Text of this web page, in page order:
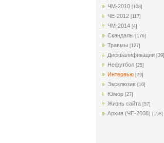
ЧМ-2010 [108]
ЧЕ-2012 [117]
ЧМ-2014 [4]
Cкандалы [176]
Травмы [127]
Дисквалификации [39]
Нефутбол [25]
Интервью [79]
Эксклюзив [10]
Юмор [27]
Жизнь сайта [57]
Архив (ЧЕ-2008) [158]